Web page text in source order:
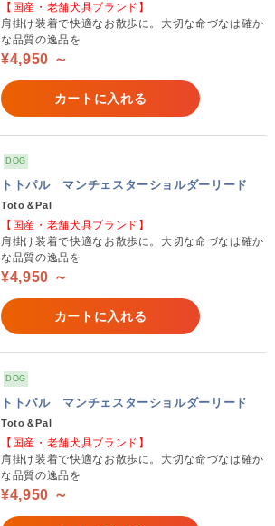
【国産・老舗犬具ブランド】
肩掛け装着で快適なお散歩に。大切な命づなは確か
な品質の逸品を
¥4,950 ～
カートに入れる
DOG
トトパル マンチェスターショルダーリード
Toto＆Pal
【国産・老舗犬具ブランド】
肩掛け装着で快適なお散歩に。大切な命づなは確か
な品質の逸品を
¥4,950 ～
カートに入れる
DOG
トトパル マンチェスターショルダーリード
Toto＆Pal
【国産・老舗犬具ブランド】
肩掛け装着で快適なお散歩に。大切な命づなは確か
な品質の逸品を
¥4,950 ～